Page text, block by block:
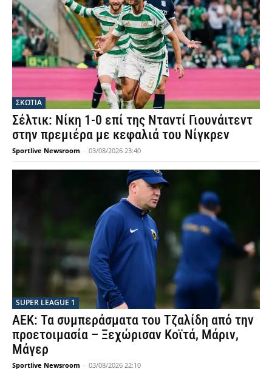
ΣΚΩΤΙΑ
Σέλτικ: Νίκη 1-0 επί της Νταντί Γιουνάιτεντ
στην πρεμιέρα με κεφαλιά του Νίγκρεν
Sportlive Newsroom - 03/08/2026 23:40
SUPER LEAGUE 1
ΑΕΚ: Τα συμπεράσματα του Τζαλίδη από την
προετοιμασία – Ξεχώρισαν Κοϊτά, Μάριν,
Μάγερ
Sportlive Newsroom - 03/08/2026 22:10